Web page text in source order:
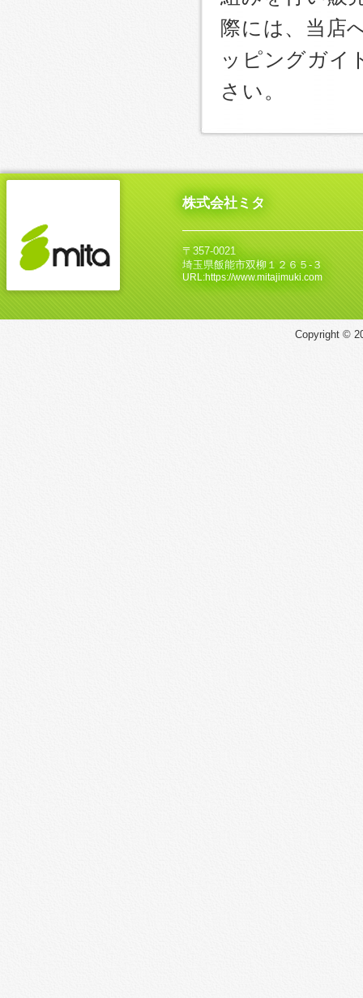
際には、当店
ッピングガイ
さい。
株式会社ミタ
〒357-0021
埼玉県飯能市双柳１２６５‐３
URL:https://www.mitajimuki.com
Copyright ©